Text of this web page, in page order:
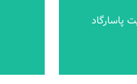
پاسارگاد